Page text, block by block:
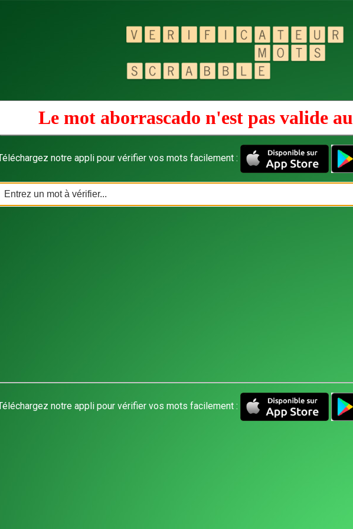
Le mot aborrascado n'est pas valide au
notre appli pour vérifier vos mots facilement :
notre appli pour vérifier vos mots facilement :